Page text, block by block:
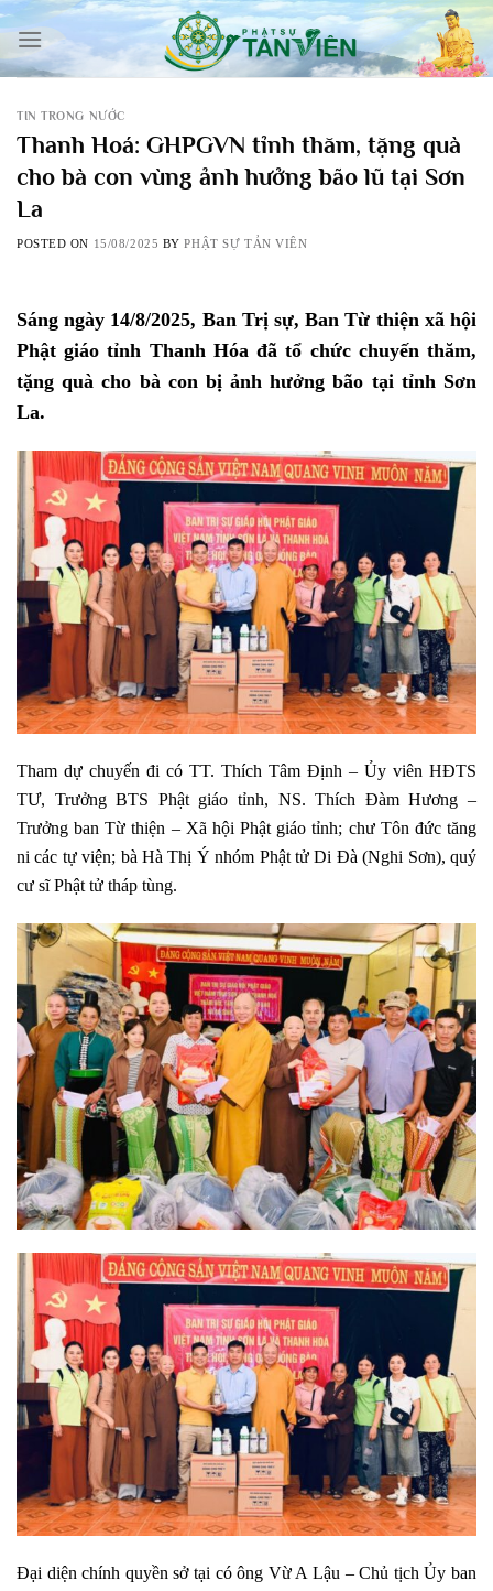
Skip
content
TIN TRONG NƯỚC
Thanh Hoá: GHPGVN tỉnh thăm, tặng quà
cho bà con vùng ảnh hưởng bão lũ tại Sơn
La
POSTED ON 15/08/2025 BYPHẬT SỰ TẢN VIÊN
Sáng ngày 14/8/2025, Ban Trị sự, Ban Từ thiện xã hội
Phật giáo tỉnh Thanh Hóa đã tổ chức chuyến thăm,
tặng quà cho bà con bị ảnh hưởng bão tại tỉnh Sơn
La.
Tham dự chuyến đi có TT. Thích Tâm Định – Ủy viên HĐTS
TƯ, Trưởng BTS Phật giáo tỉnh, NS. Thích Đàm Hương –
Trưởng ban Từ thiện – Xã hội Phật giáo tỉnh; chư Tôn đức tăng
ni các tự viện; bà Hà Thị Ý nhóm Phật tử Di Đà (Nghi Sơn), quý
cư sĩ Phật tử tháp tùng.
Đại diện chính quyền sở tại có ông Vừ A Lậu – Chủ tịch Ủy ban